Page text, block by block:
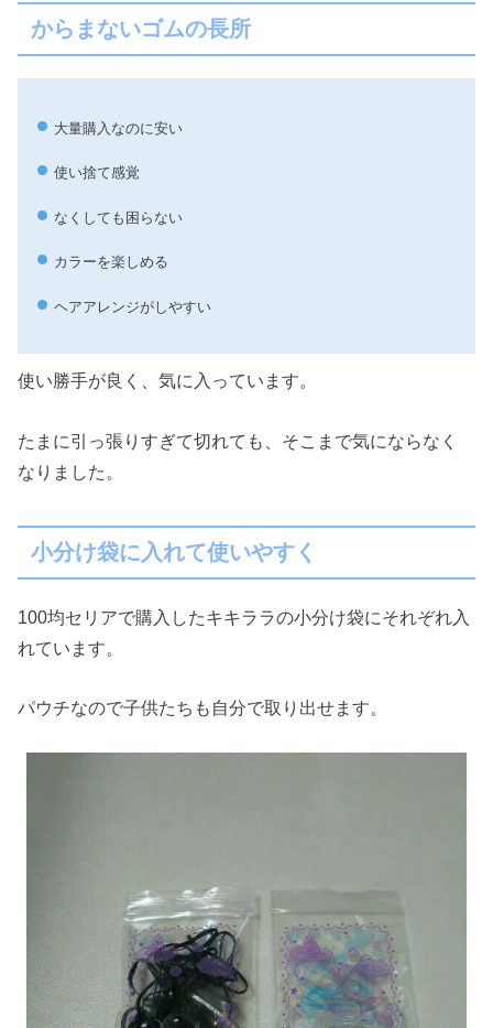
からまないゴムの長所
大量購入なのに安い
使い捨て感覚
なくしても困らない
カラーを楽しめる
ヘアアレンジがしやすい
使い勝手が良く、気に入っています。
たまに引っ張りすぎて切れても、そこまで気にならなく
なりました。
小分け袋に入れて使いやすく
100均セリアで購入したキキララの小分け袋にそれぞれ入
れています。
パウチなので子供たちも自分で取り出せます。